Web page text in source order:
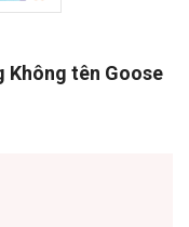
Không tên Goose